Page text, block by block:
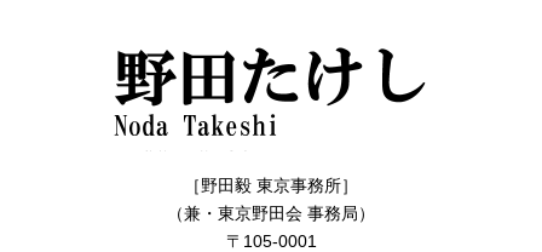
［野田毅 東京事務所］
（兼・東京野田会 事務局）
〒105-0001